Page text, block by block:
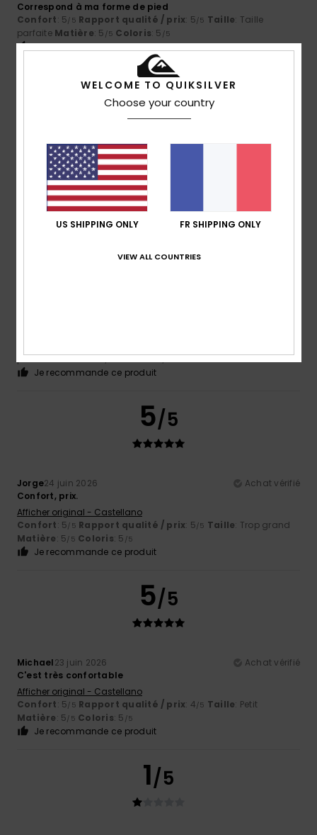
Correspond à ma forme de pied
Confort: 5/5 Rapport qualité / prix: 5/5 Taille: Taille
parfaite Matière: 5 /5 Coloris: 5 /5
Je recommande ce produit
4/5
2 juillet 2026
C’est joli et très pratique
Confort: 4/5 Rapport qualité / prix
parfaiteMatière: 4/5 Coloris
Je recommande ce produit
5/5
parfaiteMatière: 4 Coloris: 4
Je recommande ce produit
5/5
Jorge24 juin 2026
Achat vérifié
Confort, prix.
Afficher original - Castellano
Confort: 5/5 Rapport qualité / prix: 5/5 Taille: Trop grand
Matière: 5/5 Coloris: 5 /5
Je recommande ce produit
5/5
Michael23 juin 2026
Achat vérifié
C'est très confortable
Afficher original - Castellano
Confort: 5/5 Rapport qualité / prix: 4/5 Taille: Petit
Matière: 5/5 Coloris: 5 /5
Je recommande ce produit
1/5
WELCOME TO QUIKSILVER
Choose your country
US SHIPPING ONLY FR SHIPPING ONLY
VIEW ALL COUNTRIES